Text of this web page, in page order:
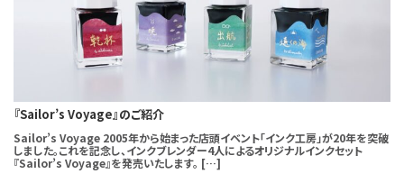
『Sailor’s Voyage』のご紹介
Sailor’s Voyage 2005年から始まった店頭イベント「インク工房」が20年を突破
しました。これを記念し、インクブレンダー4人によるオリジナルインクセット
『Sailor’s Voyage』を発売いたします。 […]